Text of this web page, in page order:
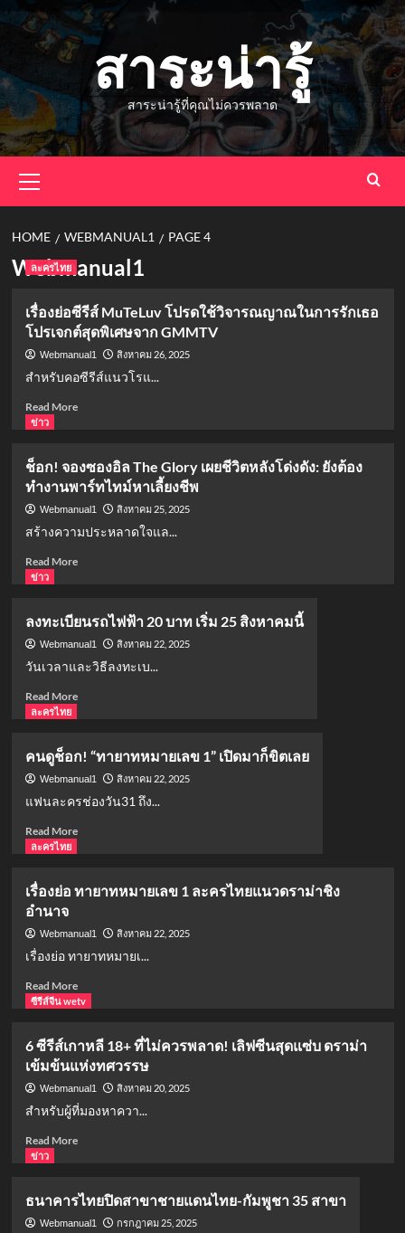
Skip
สาระน่ารู้
สาระน่ารู้ที่คุณไม่ควรพลาด
Menu
HOME WEBMANUAL1 PAGE 4
Webmanual1
ละครไทย
เรื่องย่อซีรีส์ MuTeLuv โปรดใช้วิจารณญาณในการรักเธอ
โปรเจกต์สุดพิเศษจาก GMMTV
Webmanual1 สิงหาคม 26, 2025
สำหรับคอซีรีส์แนวโรแ...
Read MoreRead
ย่อ
ซี
รีส์
MuTeLuv
ใช้
รัก
เธอ
โปร
กต์
จาก
GMMTV
ข่าว
ช็อก! จองซองอิล The Glory เผยชีวิตหลังโด่งดัง: ยังต้อง
ทำงานพาร์ทไทม์หาเลี้ยงชีพ
Webmanual1 สิงหาคม 25, 2025
สร้างความประหลาดใจแล...
Read MoreRead
จอง
ซอ
งอิล
Glory
หลัง
โด่ง
ดัง:
ยัง
ทำงาน
พาร์ทไทม์
เลี้ยง
ข่าว
ลงทะเบียนรถไฟฟ้า 20 บาท เริ่ม 25 สิงหาคมนี้
Webmanual1 สิงหาคม 22, 2025
วันเวลาและวิธีลงทะเบ...
Read MoreRead
ทะเบียน
รถไฟฟ้า
20
เริ่ม
ละครไทย
คนดูช็อก! “ทายาทหมายเลข 1” เปิดมาก็ขิตเลย
Webmanual1 สิงหาคม 22, 2025
แฟนละครช่องวัน31 ถึง...
Read MoreRead
ดู
“ทายาท
เปิด
มา
เลย
ละครไทย
เรื่องย่อ ทายาทหมายเลข 1 ละครไทยแนวดราม่าชิง
อำนาจ
Webmanual1 สิงหาคม 22, 2025
เรื่องย่อ ทายาทหมายเ...
Read MoreRead
more
ย่อ
ทายาท
หมายเลข
1
ไทย
ชิง
อำนาจ
ซีรีส์จีน wetv
6 ซีรีส์เกาหลี 18+ ที่ไม่ควรพลาด! เลิฟซีนสุดแซ่บ ดราม่า
เข้มข้นแห่งทศวรรษ
Webmanual1 สิงหาคม 20, 2025
สำหรับผู้ที่มองหาควา...
Read MoreRead
6
ซี
รีส์
ข่าว
ธนาคารไทยปิดสาขาชายแดนไทย-กัมพูชา 35 สาขา
Webmanual1 กรกฎาคม 25, 2025